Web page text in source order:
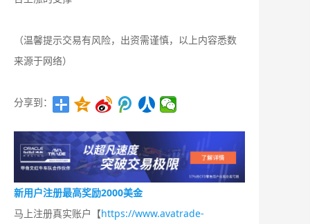
（温馨提示交易有风险，出资需谨慎，以上内容悉数
来源于网络）
分享到：
新用户注册最高奖励2000美金
马上注册真实账户【https://www.avatrade-